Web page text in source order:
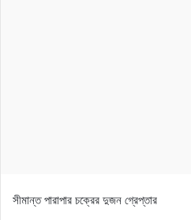
সীমান্ত পারাপার চক্রের দুজন গ্রেপ্তার